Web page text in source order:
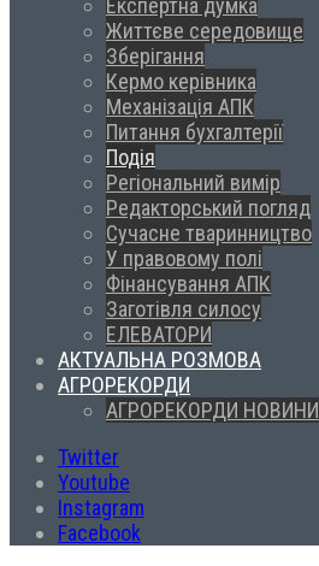
Експертна думка
Життєве середовище
Зберігання
Кермо керівника
Механізація АПК
Питання бухгалтерії
Подія
Регіональний вимір
Редакторський погляд
Сучасне тваринництво
У правовому полі
Фінансування АПК
Заготівля силосу
ЕЛЕВАТОРИ
АКТУАЛЬНА РОЗМОВА
АГРОРЕКОРДИ
АГРОРЕКОРДИ НОВИНИ
Twitter
Youtube
Instagram
Facebook